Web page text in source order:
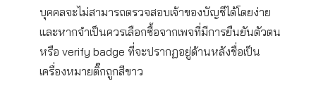
บุคคลจะไม่สามารถตรวจสอบเจ้าของบัญชีได้โดยง่าย
และหากจำเป็นควรเลือกซื้อจากเพจที่มีการยืนยันตัวตน
หรือ verify badge ที่จะปรากฏอยู่ด้านหลังชื่อเป็น
เครื่องหมายติ๊กถูกสีขาว